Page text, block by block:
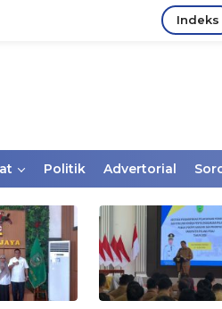
Indeks
Politik Advertorial